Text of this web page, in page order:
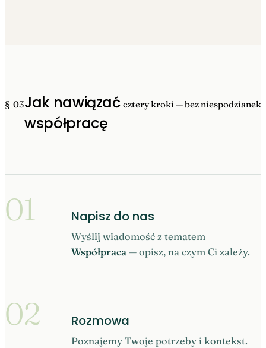
§ 03Jak nawiązać
współpracę
cztery kroki — bez niespodzianek
01 Napisz do nas
Wyślij wiadomość z tematem
Współpraca — opisz, na czym Ci zależy.
02 Rozmowa
Poznajemy Twoje potrzeby i kontekst.